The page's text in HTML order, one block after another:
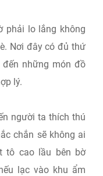
phải lo lắng không
Nơi đây có đủ thứ
những món đồ
lý.
người ta thích thú
chắn sẽ không ai
tô cao lầu bên bờ
lạc vào khu ẩm